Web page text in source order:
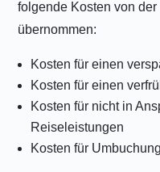
folgende Kosten von
übernommen:
Kosten für einen
Kosten für einen
Kosten für nicht in
Reiseleistungen
Kosten für